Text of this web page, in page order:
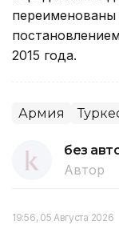
переименованы
2015 года.
Армия
без
Автор
19:56, 05 Августа 2026